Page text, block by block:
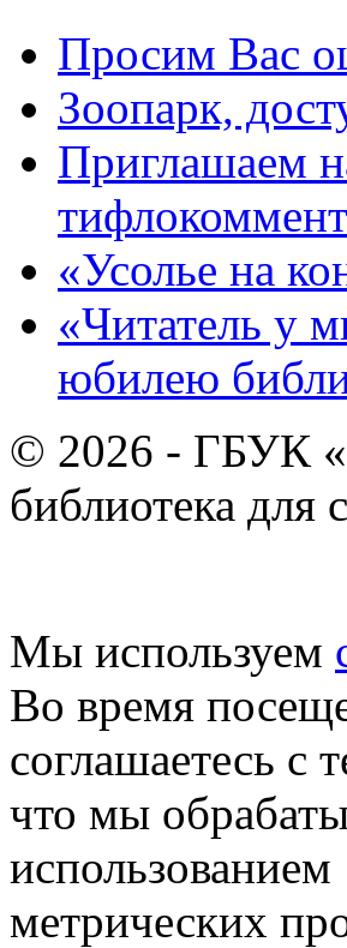
Просим Вас
Зоопарк,
Приглашаем
«Усолье на
«Читатель у
юбилею
© 2026 - ГБУК
библиотека для
Мы используем
Во время
соглашаетесь с
что мы
использованием
метрических